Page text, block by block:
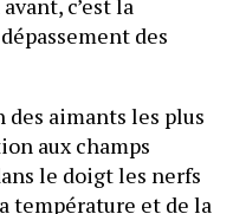
des
des aimants les plus
aux champs
le doigt les nerfs
température et de la